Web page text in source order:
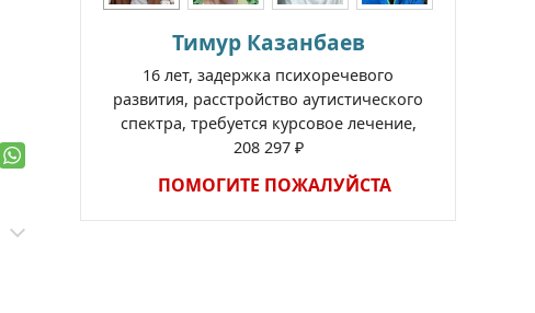
Тимур Казанбаев
16 лет, задержка психоречевого
развития, расстройство аутистического
спектра, требуется курсовое лечение,
208 297 ₽
ПОМОГИТЕ ПОЖАЛУЙСТА